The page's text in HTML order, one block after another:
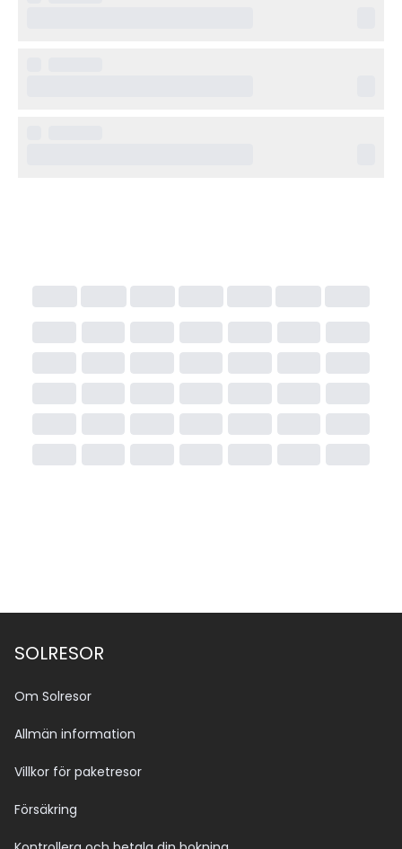
SOLRESOR
Om Solresor
Allmän information
Villkor för paketresor
Försäkring